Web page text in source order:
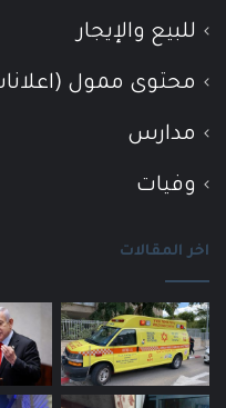
للبيع والإيجار
محتوى ممول
مدارس
وفيات
اخر المقالات